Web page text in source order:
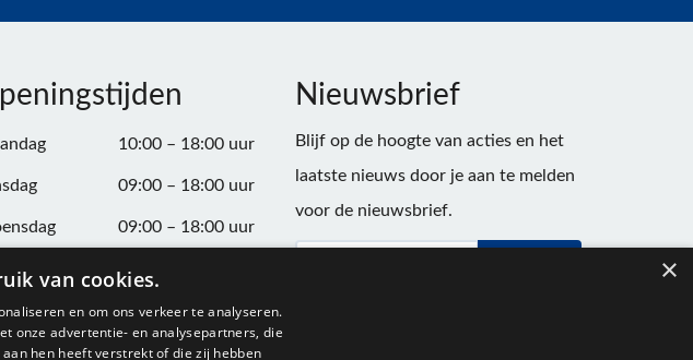
10:00 – 18:00 uur
09:00 – 18:00 uur
09:00 – 18:00 uur
09:00 – 20:00 uur
09:00 – 18:00 uur
09:00 – 17:00 uur
Nieuwsbrief
Blijf op de hoogte van acties en het
laatste nieuws door je aan te melden
voor de nieuwsbrief.
×
van cookies.
en om ons verkeer te analyseren.
onze advertentie- en analysepartners, die
hen heeft verstrekt of die zij hebben